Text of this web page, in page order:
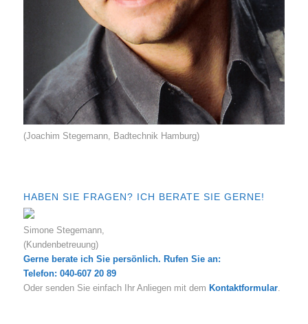
(Joachim Stegemann, Badtechnik Hamburg)
HABEN SIE FRAGEN? ICH BERATE SIE GERNE!
Simone Stegemann,
(Kundenbetreuung)
Gerne berate ich Sie persönlich. Rufen Sie an:
Telefon: 040-607 20 89
Oder senden Sie einfach Ihr Anliegen mit dem Kontaktformular.